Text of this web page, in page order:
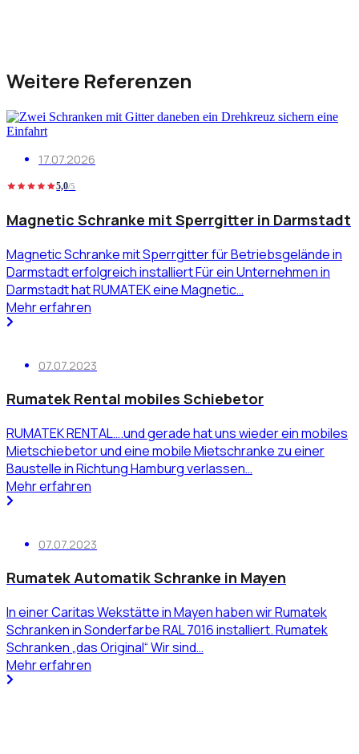
Weitere Referenzen
17.07.2026
5,0/5
Magnetic Schranke mit Sperrgitter in Darmstadt
Magnetic Schranke mit Sperrgitter für Betriebsgelände in
Darmstadt erfolgreich installiert Für ein Unternehmen in
Darmstadt hat RUMATEK eine Magnetic…
Mehr erfahren
07.07.2023
Rumatek Rental mobiles Schiebetor
RUMATEK RENTAL….und gerade hat uns wieder ein mobiles
Mietschiebetor und eine mobile Mietschranke zu einer
Baustelle in Richtung Hamburg verlassen…
Mehr erfahren
07.07.2023
Rumatek Automatik Schranke in Mayen
In einer Caritas Wekstätte in Mayen haben wir Rumatek
Schranken in Sonderfarbe RAL 7016 installiert. Rumatek
Schranken „das Original“ Wir sind…
Mehr erfahren